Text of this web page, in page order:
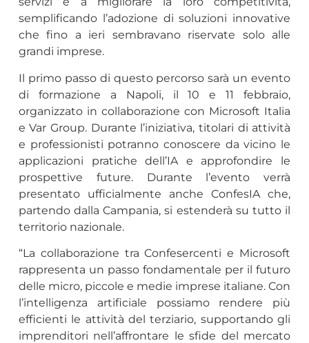
semplificando l’adozione di soluzioni innovative
che fino a ieri sembravano riservate solo alle
grandi imprese.
Il primo passo di questo percorso sarà un evento
di formazione a Napoli, il 10 e 11 febbraio,
organizzato in collaborazione con Microsoft Italia
e Var Group. Durante l’iniziativa, titolari di attività
e professionisti potranno conoscere da vicino le
applicazioni pratiche dell’IA e approfondire le
prospettive future. Durante l’evento verrà
presentato ufficialmente anche ConfesIA che,
partendo dalla Campania, si estenderà su tutto il
territorio nazionale.
“La collaborazione tra Confesercenti e Microsoft
rappresenta un passo fondamentale per il futuro
delle micro, piccole e medie imprese italiane. Con
l’intelligenza artificiale possiamo rendere più
efficienti le attività del terziario, supportando gli
imprenditori nell’affrontare le sfide del mercato